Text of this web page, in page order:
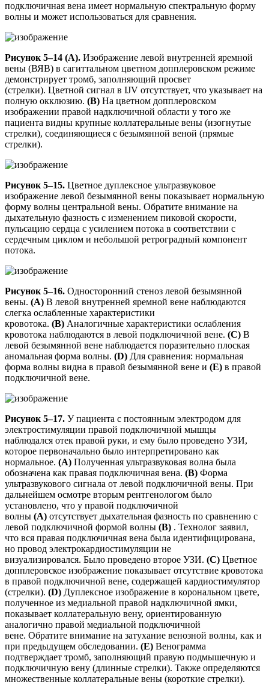
подключичная вена имеет нормальную спектральную форму
волны и может использоваться для сравнения.
Рисунок 5–14 (A). Изображение левой внутренней яремной
вены (ВЯВ) в сагиттальном цветном допплеровском режиме
демонстрирует тромб, заполняющий просвет
(стрелки). Цветной сигнал в IJV отсутствует, что указывает на
полную окклюзию. (B) На цветном допплеровском
изображении правой надключичной области у того же
пациента видны крупные коллатеральные вены (изогнутые
стрелки), соединяющиеся с безымянной веной (прямые
стрелки).
Рисунок 5–15. Цветное дуплексное ультразвуковое
изображение левой безымянной вены показывает нормальную
форму волны центральной вены. Обратите внимание на
дыхательную фазность с изменением пиковой скорости,
пульсацию сердца с усилением потока в соответствии с
сердечным циклом и небольшой ретроградный компонент
потока.
Рисунок 5–16. Односторонний стеноз левой безымянной
вены. (А) В левой внутренней яремной вене наблюдаются
слегка ослабленные характеристики
кровотока. (B) Аналогичные характеристики ослабления
кровотока наблюдаются в левой подключичной вене. (C) В
левой безымянной вене наблюдается поразительно плоская
аномальная форма волны. (D) Для сравнения: нормальная
форма волны видна в правой безымянной вене и (E) в правой
подключичной вене.
Рисунок 5–17. У пациента с постоянным электродом для
электростимуляции правой подключичной мышцы
наблюдался отек правой руки, и ему было проведено УЗИ,
которое первоначально было интерпретировано как
нормальное. (A) Полученная ультразвуковая волна была
обозначена как правая подключичная вена. (B) Форма
ультразвукового сигнала от левой подключичной вены. При
дальнейшем осмотре вторым рентгенологом было
установлено, что у правой подключичной
волны (А) отсутствует дыхательная фазность по сравнению с
левой подключичной формой волны (В) . Технолог заявил,
что вся правая подключичная вена была идентифицирована,
но провод электрокардиостимуляции не
визуализировался. Было проведено второе УЗИ. (C) Цветное
допплеровское изображение показывает отсутствие кровотока
в правой подключичной вене, содержащей кардиостимулятор
(стрелки). (D) Дуплексное изображение в корональном цвете,
полученное из медиальной правой надключичной ямки,
показывает коллатеральную вену, ориентированную
аналогично правой медиальной подключичной
вене. Обратите внимание на затухание венозной волны, как и
при предыдущем обследовании. (E) Венограмма
подтверждает тромб, заполняющий правую подмышечную и
подключичную вену (длинные стрелки). Также определяются
множественные коллатеральные вены (короткие стрелки).